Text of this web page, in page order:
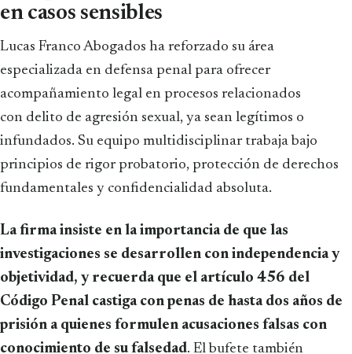
en casos sensibles
Lucas Franco Abogados ha reforzado su área
especializada en defensa penal para ofrecer
acompañamiento legal en procesos relacionados
con delito de agresión sexual, ya sean legítimos o
infundados. Su equipo multidisciplinar trabaja bajo
principios de rigor probatorio, protección de derechos
fundamentales y confidencialidad absoluta.
La firma insiste en la importancia de que las
investigaciones se desarrollen con independencia y
objetividad, y recuerda que el artículo 456 del
Código Penal castiga con penas de hasta dos años de
prisión a quienes formulen acusaciones falsas con
conocimiento de su falsedad. El bufete también